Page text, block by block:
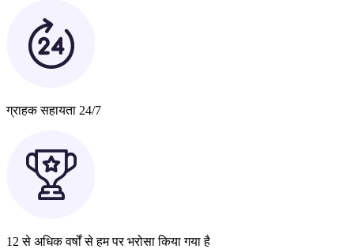
ग्राहक सहायता 24/7
12 से अधिक वर्षों से हम पर भरोसा किया गया है